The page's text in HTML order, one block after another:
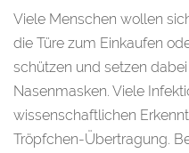
Viele Menschen wollen
die Türe zum Einkaufen
schützen und setzen
Nasenmasken. Viele
wissenschaftlichen
Tröpfchen-Übertragung.